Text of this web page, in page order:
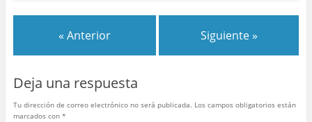
b
o
o
k
A
p
ar
tir
« Anterior Siguiente »
Deja una respuesta
Tu dirección de correo electrónico no será publicada. Los campos obligatorios están
marcados con *